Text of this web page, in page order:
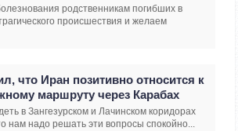
родственникам погибших в
происшествия и желаем
что Иран позитивно относится к
маршруту через Карабах
в Зангезурском и Лачинском коридорах
нам надо решать эти вопросы спокойно...